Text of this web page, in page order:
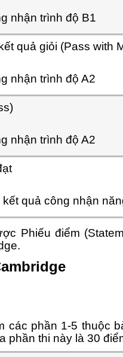
nhận trình độ B1
quả giỏi (Pass with
nhận trình độ A2
nhận trình độ A2
kết quả công nhận
Phiếu điểm
các phần 1-5 thuộc
phần thi này là 30